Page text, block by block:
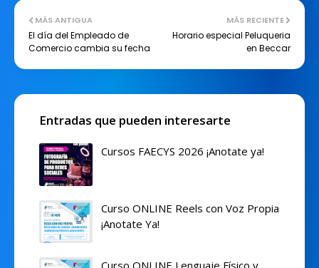
MÁS RECIENTE
Horario especial Peluqueria
en Beccar
MÁS ANTIGUA
El día del Empleado de
Comercio cambia su fecha
Entradas que pueden interesarte
Cursos FAECYS 2026 ¡Anotate ya!
Curso ONLINE Reels con Voz Propia
¡Anotate Ya!
Curso ONLINE Lenguaje Físico y